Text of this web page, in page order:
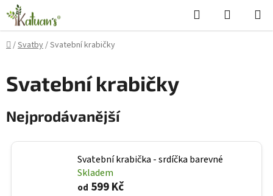
Přejít
na
obsah
Hledat
KOŠÍK
Domů
/Svatby/Svatební krabičky
Svatební krabičky
Nejprodávanější
Svatební krabička - srdíčka barevné
Skladem
od 599 Kč